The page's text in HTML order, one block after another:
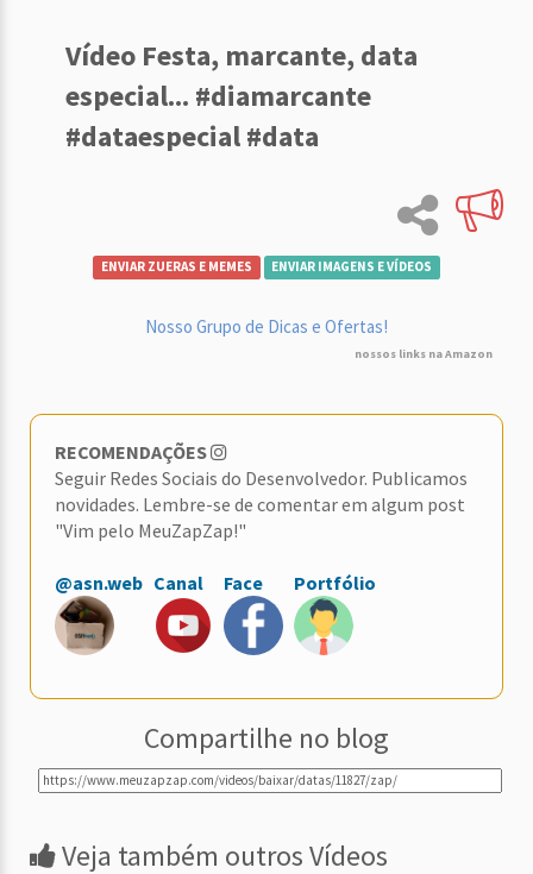
Vídeo Festa, marcante, data
especial... #diamarcante
#dataespecial #data
ENVIAR ZUERAS E MEMES ENVIAR IMAGENS E VÍDEOS
Nosso Grupo de Dicas e Ofertas!
nossos links na Amazon
RECOMENDAÇÕES
Seguir Redes Sociais do Desenvolvedor. Publicamos
novidades. Lembre-se de comentar em algum post
"Vim pelo MeuZapZap!"
@asn.web Canal Face Portfólio
Compartilhe no blog
Veja também outros Vídeos